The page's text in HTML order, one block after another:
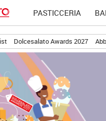
PASTICCERIA
Dolcesalato Awards 2027